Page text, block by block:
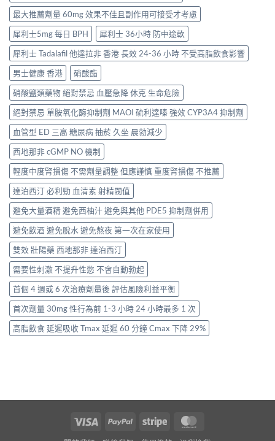
最大推薦劑量 60mg 效果不佳且副作用可接受才考慮
犀利士5mg 每日 BPH
犀利士 36小時 防中途軟
犀利士 Tadalafil 他達拉非 香港 長效 24-36 小時 不受高脂飲食影響
男士健康 香港
硝酸酯
硝酸鹽類藥物 絕對禁忌 血壓急降 休克 生命危險
絕對禁忌 單胺氧化酶抑制劑 MAOI 硫利達嗪 強效 CYP3A4 抑制劑
血管型 ED 三高 糖尿病 抽菸 久坐 晨勃減少
西地那非 cGMP NO 機制
輕度中度腎損傷 不需劑量調整 但應謹慎 重度腎損傷 不推薦
達泊西汀 必利勁 血清素 射精閥值
避免大量酒精 避免西柚汁 避免與其他 PDE5 抑制劑併用
避免飲酒 避免脫水 避免熬夜 第一次在家使用
雙效 壯陽藥 西地那非 達泊西汀
需要性刺激 不提升性慾 不會自動勃起
首個 4 週或 6 次治療劑量後 評估風險利益平衡
首次劑量 30mg 性行為前 1-3 小時 24 小時最多 1 次
高脂飲食 延遲吸收 Tmax 延遲 60 分鐘 Cmax 下降 29%
Visa PayPal Stripe